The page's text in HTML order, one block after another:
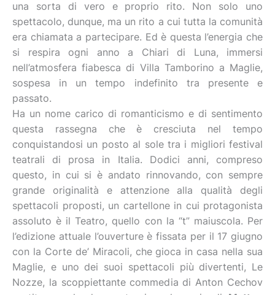
una sorta di vero e proprio rito. Non solo uno
spettacolo, dunque, ma un rito a cui tutta la comunità
era chiamata a partecipare. Ed è questa l’energia che
si respira ogni anno a Chiari di Luna, immersi
nell’atmosfera fiabesca di Villa Tamborino a Maglie,
sospesa in un tempo indefinito tra presente e
passato.
Ha un nome carico di romanticismo e di sentimento
questa rassegna che è cresciuta nel tempo
conquistandosi un posto al sole tra i migliori festival
teatrali di prosa in Italia. Dodici anni, compreso
questo, in cui si è andato rinnovando, con sempre
grande originalità e attenzione alla qualità degli
spettacoli proposti, un cartellone in cui protagonista
assoluto è il Teatro, quello con la “t” maiuscola. Per
l’edizione attuale l’ouverture è fissata per il 17 giugno
con la Corte de’ Miracoli, che gioca in casa nella sua
Maglie, e uno dei suoi spettacoli più divertenti, Le
Nozze, la scoppiettante commedia di Anton Cechov